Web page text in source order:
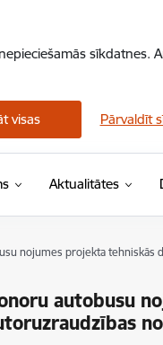
visas Pārvaldīt
Aktualitātes
nojumes projekta tehniskās
autobusu